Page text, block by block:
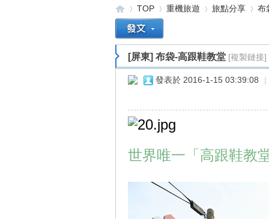
重 »
TOP
›
重機旅遊
›
旅點分享
›
布
[屏東] 布袋-高跟鞋教堂 [複製鏈接]
發表於 2016-1-15 03:39:08 |
世界唯一「高跟鞋教